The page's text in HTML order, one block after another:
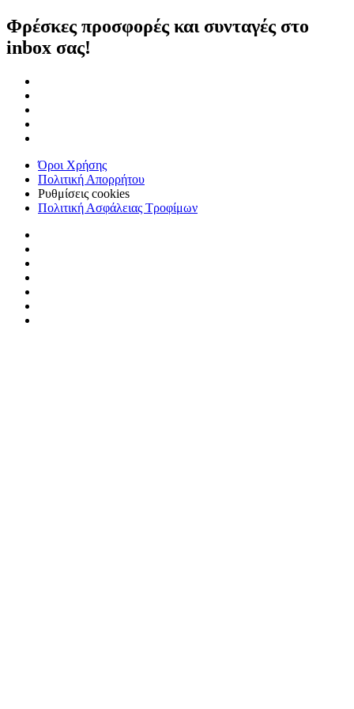
Φρέσκες προσφορές και συνταγές στο
inbox σας!
Όροι Χρήσης
Πολιτική Απορρήτου
Ρυθμίσεις cookies
Πολιτική Ασφάλειας Τροφίμων